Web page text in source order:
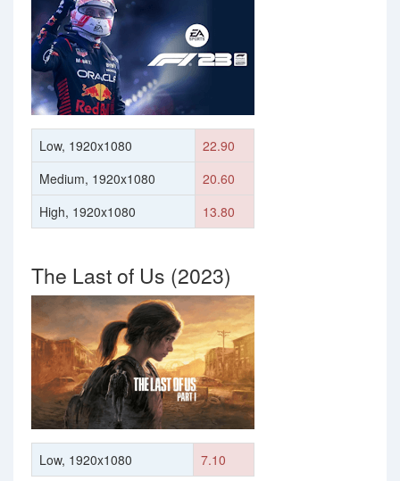
Low, 1920x1080
22.90
Medium, 1920x1080
20.60
High, 1920x1080
13.80
The Last of Us (2023)
Low, 1920x1080 7.10